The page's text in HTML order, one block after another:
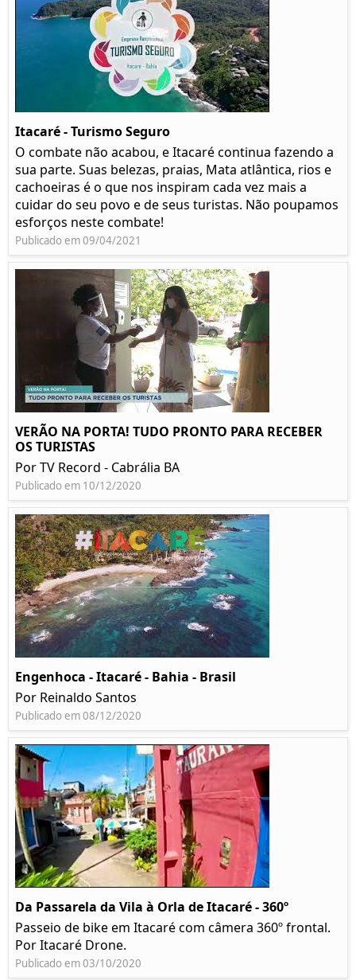
Itacaré - Turismo Seguro
O combate não acabou, e Itacaré continua fazendo a
sua parte. Suas belezas, praias, Mata atlântica, rios e
cachoeiras é o que nos inspiram cada vez mais a
cuidar do seu povo e de seus turistas. Não poupamos
esforços neste combate!
Publicado em 09/04/2021
VERÃO NA PORTA! TUDO PRONTO PARA RECEBER
OS TURISTAS
Por TV Record - Cabrália BA
Publicado em 10/12/2020
Engenhoca - Itacaré - Bahia - Brasil
Por Reinaldo Santos
Publicado em 08/12/2020
Da Passarela da Vila à Orla de Itacaré - 360º
Passeio de bike em Itacaré com câmera 360º frontal.
Por Itacaré Drone.
Publicado em 03/10/2020